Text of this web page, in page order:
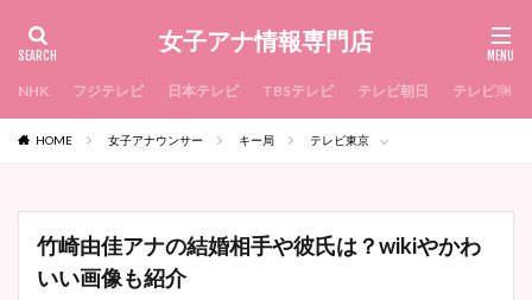
女子アナ情報専門店
NHK フジテレビ 日本テレビ TBSテレビ テレビ朝日 テレビ東京
HOME 女子アナウンサー キー局 テレビ東京
竹崎由佳アナの結婚相手や彼氏は？wikiやかわ
いい画像も紹介